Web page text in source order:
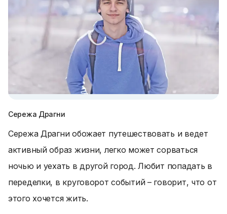
Сережа Драгни
Сережа Драгни обожает путешествовать и ведет
активный образ жизни, легко может сорваться
ночью и уехать в другой город. Любит попадать в
переделки, в круговорот событий – говорит, что от
этого хочется жить.